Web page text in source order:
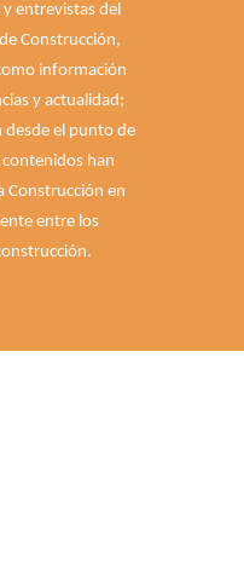
entrevistas del
Construcción,
información
y actualidad;
el punto de
contenidos han
Construcción en
entre los